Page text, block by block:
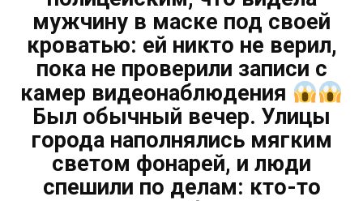
мужчину в маске под своей
кроватью: ей никто не верил,
пока не проверили записи с
камер видеонаблюдения
Был обычный вечер. Улицы
города наполнялись мягким
светом фонарей, и люди
спешили по делам: кто-то